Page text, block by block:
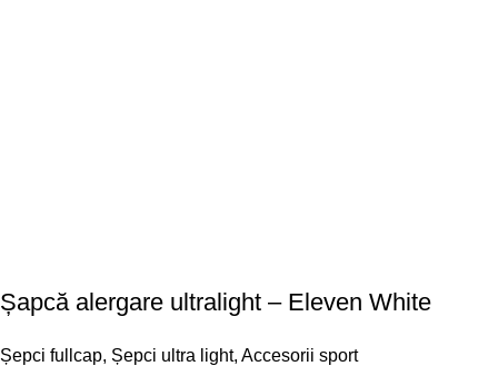
Șapcă alergare ultralight – Eleven White
Șepci fullcap, Șepci ultra light, Accesorii sport